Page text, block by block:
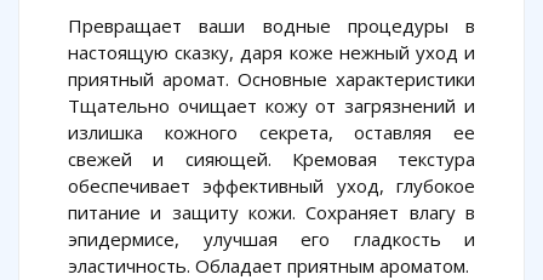
Превращает ваши водные процедуры в
настоящую сказку, даря коже нежный уход и
приятный аромат. Основные характеристики
Тщательно очищает кожу от загрязнений и
излишка кожного секрета, оставляя ее
свежей и сияющей. Кремовая текстура
обеспечивает эффективный уход, глубокое
питание и защиту кожи. Сохраняет влагу в
эпидермисе, улучшая его гладкость и
эластичность. Обладает приятным ароматом.